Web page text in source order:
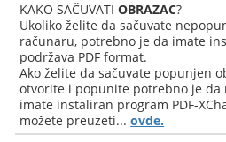
KAKO SAČUVATIOBRAZAC?
Ukoliko želite da sačuvate
računaru, potrebno je da imate
podržava PDF format.
Ako želite da sačuvate popunjen
otvorite i popunite potrebno je da
imate instaliran program PDF-
možete preuzeti...ovde.